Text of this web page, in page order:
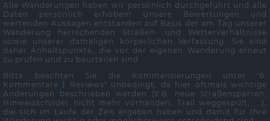
Alle Wanderungen haben wir persönlich durchgeführt und alle
Daten persönlich erhoben! Unsere Bewertungen und
wertenden Aussagen entstanden auf Basis der am Tag unserer
Wanderung herrschenden Straßen- und Wetterverhältnisse
sowie unserer damaligen körperlichen Verfassung. Sie sind
daher Anhaltspunkte, die vor der eigenen Wanderung erneut
zu prüfen und zu beurteilen sind.
Bitte beachten Sie die Kommentierungen unter "6.
Kommentare
Reviews" unbedingt, da hier oftmals wichtige
Änderungen beschrieben werden (z.B. neue Straßensperren,
Hinweisschilder nicht mehr vorhanden, Trail weggespült, ...),
die sich im Laufe der Zeit ergeben haben und damit für Ihre